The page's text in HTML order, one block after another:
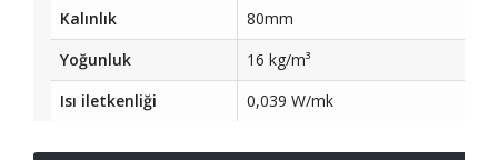
Kalınlık
80mm
Yoğunluk
16 kg/m³
Isı iletkenliği
0,039 W/mk